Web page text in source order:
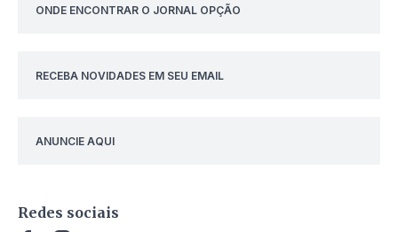
ONDE ENCONTRAR O JORNAL OPÇÃO
RECEBA NOVIDADES EM SEU EMAIL
ANUNCIE AQUI
Redes sociais